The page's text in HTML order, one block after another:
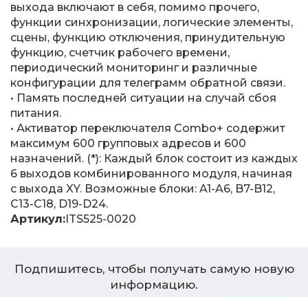
выхода включают в себя, помимо прочего,
функции синхронизации, логические элементы,
сцены, функцию отключения, принудительную
функцию, счетчик рабочего времени,
периодический мониторинг и различные
конфигурации для телеграмм обратной связи.
• Память последней ситуации на случай сбоя
питания.
• Активатор переключателя Combo+ содержит
максимум 600 групповых адресов и 600
назначений. (*): Каждый блок состоит из каждых
6 выходов комбинированного модуля, начиная
с выхода XY. Возможные блоки: A1-A6, B7-B12,
C13-C18, D19-D24.
Артикул:ITS525-0020
Подпишитесь, чтобы получать самую новую
информацию.